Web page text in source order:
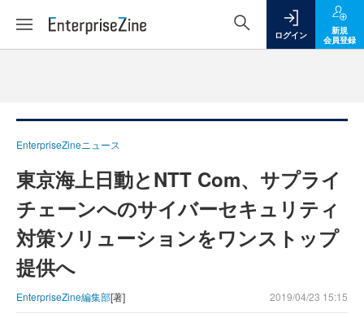
ログイン
新規
会員登録
EnterpriseZineニュース
東京海上日動とNTT Com、サプライ
チェーンへのサイバーセキュリティ
対策ソリューションをワンストップ
提供へ
EnterpriseZine編集部[著] 2019/04/23 15:15